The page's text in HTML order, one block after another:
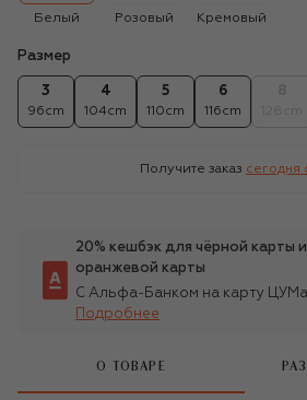
Белый Розовый Кремовый
Размер
3
96cm
4
104cm
5
110cm
6
116cm
Получите заказ сегодня
20% кешбэк для чёрной карты
оранжевой карты
С Альфа-Банком на карту ЦУМа
Подробнее
О ТОВАРЕ